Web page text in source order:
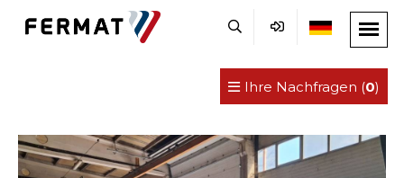
Ihre Nachfragen (0)